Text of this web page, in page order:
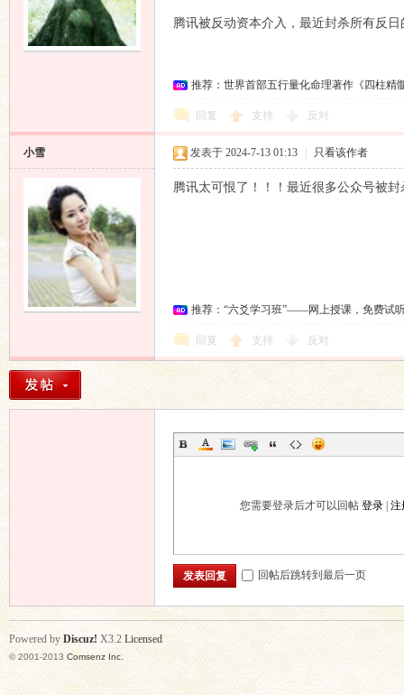
腾讯被反动资本介入，最近封杀所有反
推荐：世界首部五行量化命理著作《四柱精
回复 支持 反对
小雪 发表于 2024-7-13 01:13 只看该作者
腾讯太可恨了！！！最近很多公众号被
推荐：“六爻学习班”——网上授课，免费试
回复 支持 反对
您需要登录后才可以回帖 登录 注
发表回复 回帖后跳转到最后一页
Powered by Discuz! X3.2 Licensed
© 2001-2013 Comsenz Inc.